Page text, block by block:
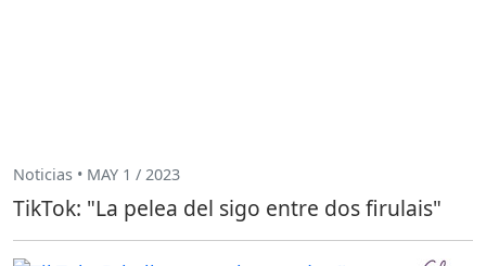
Noticias • MAY 1 / 2023
TikTok: "La pelea del sigo entre dos firulais"